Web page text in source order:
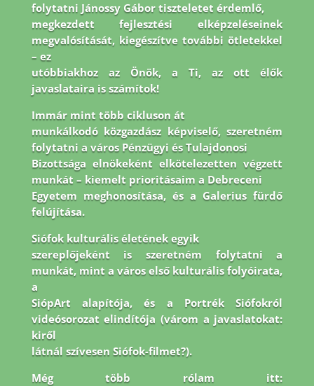
folytatni Jánossy Gábor tiszteletet érdemlő,
megkezdett fejlesztési elképzeléseinek
megvalósítását, kiegészítve további ötletekkel
– ez
utóbbiakhoz az Önök, a Ti, az ott élők
javaslataira is számítok!
Immár mint több cikluson át
munkálkodó közgazdász képviselő, szeretném
folytatni a város Pénzügyi és Tulajdonosi
Bizottsága elnökeként elkötelezetten végzett
munkát – kiemelt prioritásaim a Debreceni
Egyetem meghonosítása, és a Galerius fürdő
felújítása.
Siófok kulturális életének egyik
szereplőjeként is szeretném folytatni a
munkát, mint a város első kulturális folyóirata,
a
SiópArt alapítója, és a Portrék Siófokról
videósorozat elindítója (várom a javaslatokat:
kiről
látnál szívesen Siófok-filmet?).
Még több rólam itt: